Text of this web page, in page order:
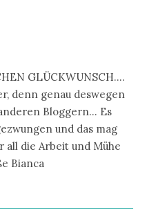
GLÜCKWUNSCH….
denn genau deswegen
Bloggern… Es
und das mag
all die Arbeit und Mühe
Bianca